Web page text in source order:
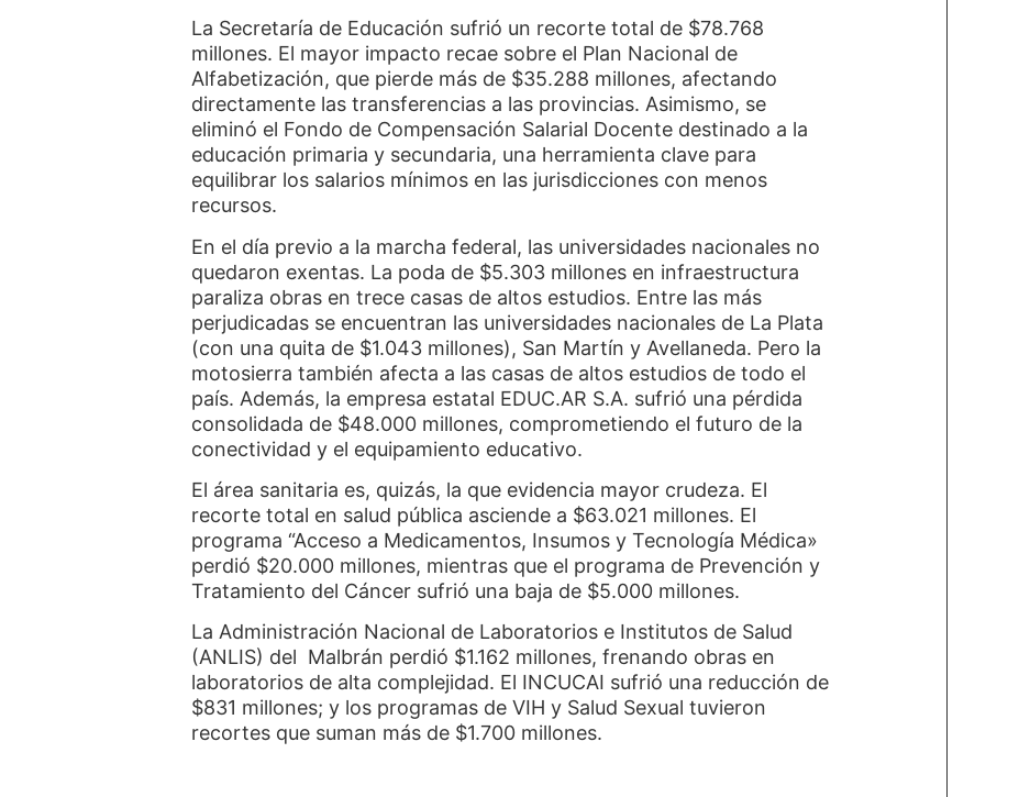
La Secretaría de Educación sufrió un recorte total de $78.768
millones. El mayor impacto recae sobre el Plan Nacional de
Alfabetización, que pierde más de $35.288 millones, afectando
directamente las transferencias a las provincias. Asimismo, se
eliminó el Fondo de Compensación Salarial Docente destinado a la
educación primaria y secundaria, una herramienta clave para
equilibrar los salarios mínimos en las jurisdicciones con menos
recursos.
En el día previo a la marcha federal, las universidades nacionales no
quedaron exentas. La poda de $5.303 millones en infraestructura
paraliza obras en trece casas de altos estudios. Entre las más
perjudicadas se encuentran las universidades nacionales de La Plata
(con una quita de $1.043 millones), San Martín y Avellaneda. Pero la
motosierra también afecta a las casas de altos estudios de todo el
país. Además, la empresa estatal EDUC.AR S.A. sufrió una pérdida
consolidada de $48.000 millones, comprometiendo el futuro de la
conectividad y el equipamiento educativo.
El área sanitaria es, quizás, la que evidencia mayor crudeza. El
recorte total en salud pública asciende a $63.021 millones. El
programa “Acceso a Medicamentos, Insumos y Tecnología Médica»
perdió $20.000 millones, mientras que el programa de Prevención y
Tratamiento del Cáncer sufrió una baja de $5.000 millones.
La Administración Nacional de Laboratorios e Institutos de Salud
(ANLIS) del Malbrán perdió $1.162 millones, frenando obras en
laboratorios de alta complejidad. El INCUCAI sufrió una reducción de
$831 millones; y los programas de VIH y Salud Sexual tuvieron
recortes que suman más de $1.700 millones.